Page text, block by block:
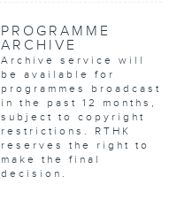
PROGRAMME
ARCHIVE
Archive service will
be available for
programmes broadcast
in the past 12 months,
subject to copyright
restrictions. RTHK
reserves the right to
make the final
decision.